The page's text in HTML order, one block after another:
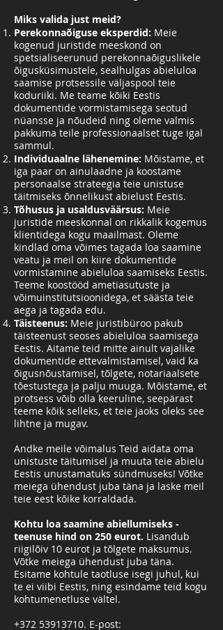
Miks valida just meid?
Perekonnaõiguse eksperdid: Meie
kogenud juristide meeskond on
spetsialiseerunud perekonnaõiguslikele
õigusküsimustele, sealhulgas abieluloa
saamise protsessile väljaspool teie
koduriiki. Me teame kõiki Eestis
dokumentide vormistamisega seotud
nüansse ja nõudeid ning oleme valmis
pakkuma teile professionaalset tuge igal
sammul.
Individuaalne lähenemine: Mõistame, et
iga paar on ainulaadne ja koostame
personaalse strateegia teie unistuse
täitmiseks õnnelikust abielust Eestis.
Tõhusus ja usaldusväärsus: Meie
juristide meeskonnal on rikkalik kogemus
klientidega kogu maailmast. Oleme
kindlad oma võimes tagada loa saamine
veatu ja meil on kiire dokumentide
vormistamine abieluloa saamiseks Eestis.
Teeme koostööd ametiasutuste ja
võimuinstitutsioonidega, et säästa teie
aega ja tagada edu.
Täisteenus: Meie juristibüroo pakub
täisteenust seoses abieluloa saamisega
Eestis. Aitame teid mitte ainult vajalike
dokumentide ettevalmistamisel, vaid ka
õigusnõustamisel, tõlgete, notariaalsete
tõestustega ja palju muuga. Mõistame, et
protsess võib olla keeruline, seepärast
teeme kõik selleks, et teie jaoks oleks see
lihtne ja mugav.
Andke meile võimalus Teid aidata oma
unistuste täitumisel ja muuta teie abielu
Eestis unustamatuks sündmuseks! Võtke
meiega ühendust juba täna ja laske meil
teie eest kõike korraldada.
Kohtu loa saamine abiellumiseks -
teenuse hind on 250 eurot. Lisandub
riigilõiv 10 eurot ja tõlgete maksumus.
Võtke meiega ühendust juba täna.
Esitame kohtule taotluse isegi juhul, kui
te ei viibi Eestis, ning esindame teid kogu
kohtumenetluse vältel.
+372 53913710. E-post: